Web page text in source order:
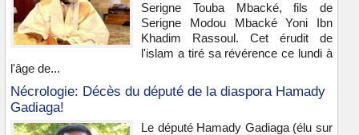
Serigne Touba Mbacké, fils de
Serigne Modou Mbacké Yoni Ibn
Khadim Rassoul. Cet érudit de
l'islam a tiré sa révérence ce lundi à
l'âge de...
Nécrologie: Décès du député de la diaspora Hamady
Gadiaga!
Le député Hamady Gadiaga (élu sur